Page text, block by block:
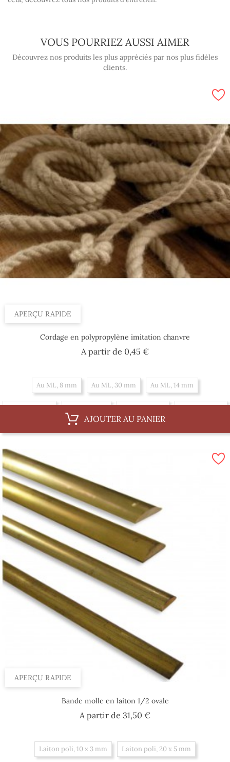
VOUS POURRIEZ AUSSI AIMER
Découvrez nos produits les plus appréciés par nos plus fidèles
clients.
APERÇU RAPIDE
Cordage en polypropylène imitation chanvre
A partir de 0,45 €Prix
Au ML, 8 mm Au ML, 30 mm Au ML, 14 mm
Au ML, 36 mm Au ML, 6 mm Au ML, 12 mm Au ML, 18 mm
Par 100 m, 20 mm
Par 100 m, 16 mm Par 100 m, 6 mm
Par 100 m, 12 mm Par 100 m, 18 mm
Par 100 m, 30 mm Par 100 m, 14 mm
AJOUTER AU PANIER
APERÇU RAPIDE
Bande molle en laiton 1/2 ovale
A partir de 31,50 €Prix
Laiton poli, 10 x 3 mm Laiton poli, 20 x 5 mm